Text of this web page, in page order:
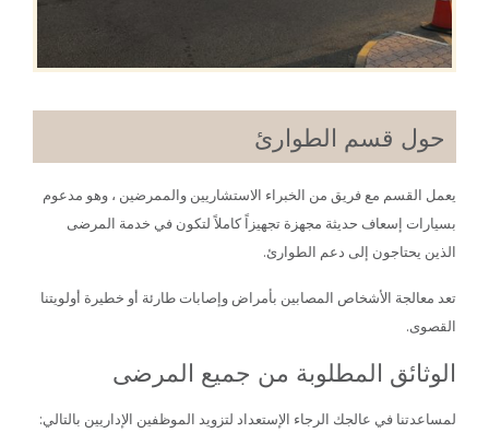
حول قسم الطوارئ
يعمل القسم مع فريق من الخبراء الاستشاريين والممرضين ، وهو مدعوم
بسيارات إسعاف حديثة مجهزة تجهيزاً كاملاً لتكون في خدمة المرضى
الذين يحتاجون إلى دعم الطوارئ.
تعد معالجة الأشخاص المصابين بأمراض وإصابات طارئة أو خطيرة أولويتنا
القصوى.
الوثائق المطلوبة من جميع المرضى
لمساعدتنا في عالجك الرجاء الإستعداد لتزويد الموظفين الإداريين بالتالي: